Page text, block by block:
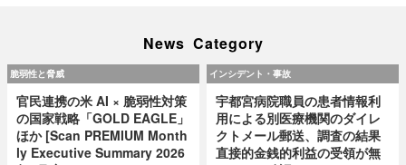
News Category
脆弱性と脅威
官民連携の米 AI × 脆弱性対策
の国家戦略「GOLD EAGLE」
ほか [Scan PREMIUM Month
ly Executive Summary 2026
インシデント・事故
宇都宮病院職員の患者情報利
用による別医療機関のダイレ
クトメール郵送、調査の結果
直接的金銭的利益の受領が無